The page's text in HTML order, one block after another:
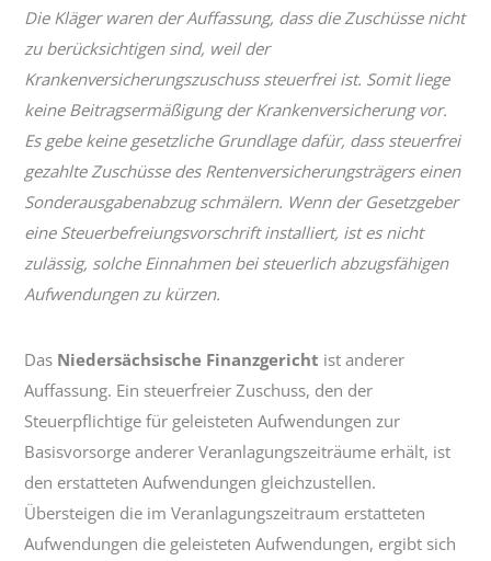
Die Kläger waren der Auffassung, dass die Zuschüsse nicht
zu berücksichtigen sind, weil der
Krankenversicherungszuschuss steuerfrei ist. Somit liege
keine Beitragsermäßigung der Krankenversicherung vor.
Es gebe keine gesetzliche Grundlage dafür, dass steuerfrei
gezahlte Zuschüsse des Rentenversicherungsträgers einen
Sonderausgabenabzug schmälern. Wenn der Gesetzgeber
eine Steuerbefreiungsvorschrift installiert, ist es nicht
zulässig, solche Einnahmen bei steuerlich abzugsfähigen
Aufwendungen zu kürzen.
Das Niedersächsische Finanzgericht ist anderer
Auffassung. Ein steuerfreier Zuschuss, den der
Steuerpflichtige für geleisteten Aufwendungen zur
Basisvorsorge anderer Veranlagungszeiträume erhält, ist
den erstatteten Aufwendungen gleichzustellen.
Übersteigen die im Veranlagungszeitraum erstatteten
Aufwendungen die geleisteten Aufwendungen, ergibt sich